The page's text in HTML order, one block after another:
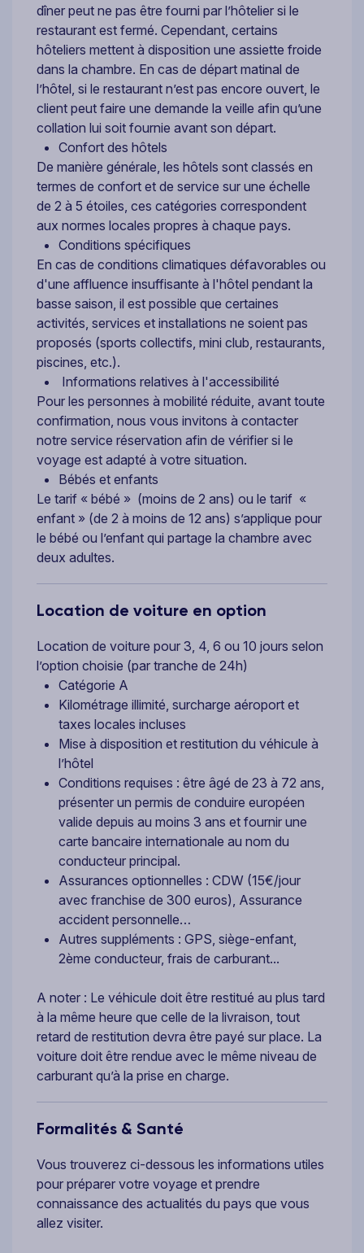
dîner peut ne pas être fourni par l’hôtelier si le
restaurant est fermé. Cependant, certains
hôteliers mettent à disposition une assiette froide
dans la chambre. En cas de départ matinal de
l’hôtel, si le restaurant n’est pas encore ouvert, le
client peut faire une demande la veille afin qu’une
collation lui soit fournie avant son départ.
Confort des hôtels
De manière générale, les hôtels sont classés en
termes de confort et de service sur une échelle
de 2 à 5 étoiles, ces catégories correspondent
aux normes locales propres à chaque pays.
Conditions spécifiques
En cas de conditions climatiques défavorables ou
d'une affluence insuffisante à l'hôtel pendant la
basse saison, il est possible que certaines
activités, services et installations ne soient pas
proposés (sports collectifs, mini club, restaurants,
piscines, etc.).
Informations relatives à l'accessibilité
Pour les personnes à mobilité réduite, avant toute
confirmation, nous vous invitons à contacter
notre service réservation afin de vérifier si le
voyage est adapté à votre situation.
Bébés et enfants
Le tarif « bébé » (moins de 2 ans) ou le tarif «
enfant » (de 2 à moins de 12 ans) s’applique pour
le bébé ou l’enfant qui partage la chambre avec
deux adultes.
Location de voiture en option
Location de voiture pour 3, 4, 6 ou 10 jours selon
l’option choisie (par tranche de 24h)
Catégorie A
Kilométrage illimité, surcharge aéroport et
taxes locales incluses
Mise à disposition et restitution du véhicule à
l’hôtel
Conditions requises : être âgé de 23 à 72 ans,
présenter un permis de conduire européen
valide depuis au moins 3 ans et fournir une
carte bancaire internationale au nom du
conducteur principal.
Assurances optionnelles : CDW (15€/jour
avec franchise de 300 euros), Assurance
accident personnelle…
Autres suppléments : GPS, siège-enfant,
2ème conducteur, frais de carburant...
A noter : Le véhicule doit être restitué au plus tard
à la même heure que celle de la livraison, tout
retard de restitution devra être payé sur place. La
voiture doit être rendue avec le même niveau de
carburant qu’à la prise en charge.
Formalités & Santé
Vous trouverez ci-dessous les informations utiles
pour préparer votre voyage et prendre
connaissance des actualités du pays que vous
allez visiter.